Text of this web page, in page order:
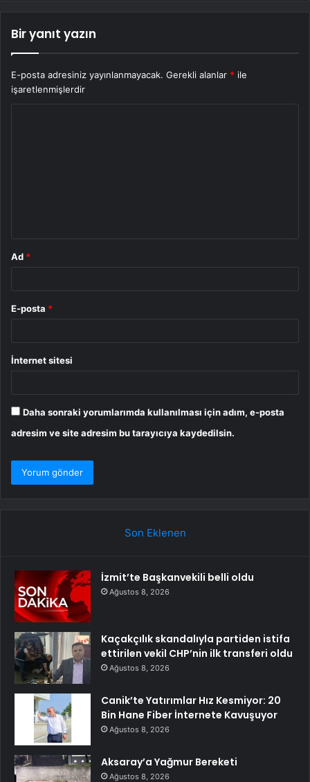
Bir yanıt yazın
E-posta adresiniz yayınlanmayacak. Gerekli alanlar * ile
işaretlenmişlerdir
Ad *
E-posta *
İnternet sitesi
Daha sonraki yorumlarımda kullanılması için adım, e-posta
adresim ve site adresim bu tarayıcıya kaydedilsin.
Son Eklenen
İzmit’te Başkanvekili belli oldu
Ağustos 8, 2026
Kaçakçılık skandalıyla partiden istifa
ettirilen vekil CHP’nin ilk transferi oldu
Ağustos 8, 2026
Canik’te Yatırımlar Hız Kesmiyor: 20
Bin Hane Fiber İnternete Kavuşuyor
Ağustos 8, 2026
Aksaray’a Yağmur Bereketi
Ağustos 8, 2026